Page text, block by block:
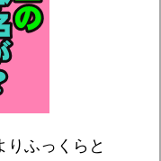
りふっくらと